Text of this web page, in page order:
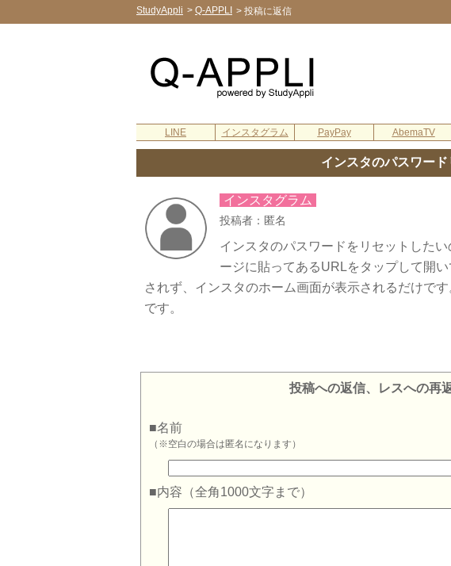
StudyAppli > Q-APPLI > 投稿に返信
LINE インスタグラム PayPay AbemaTV
インスタのパスワード
インスタグラム
投稿者：匿名
インスタのパスワードをリセットした
ージに貼ってあるURLをタップして開
されず、インスタのホーム画面が表示されるだけで
です。
投稿への返信、レスへの再
■名前
（※空白の場合は匿名になります）
■内容（全角1000文字まで）